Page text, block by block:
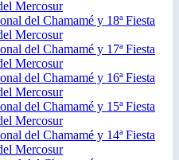
Mercosur
del Chamamé y 18ª Fiesta
Mercosur
del Chamamé y 17ª Fiesta
Mercosur
del Chamamé y 16ª Fiesta
Mercosur
del Chamamé y 15ª Fiesta
Mercosur
del Chamamé y 14ª Fiesta
Mercosur